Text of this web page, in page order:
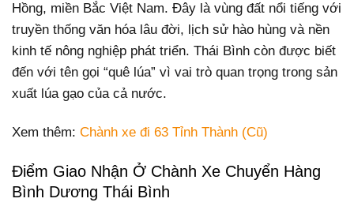
Hồng, miền Bắc Việt Nam. Đây là vùng đất nổi tiếng với
truyền thống văn hóa lâu đời, lịch sử hào hùng và nền
kinh tế nông nghiệp phát triển. Thái Bình còn được biết
đến với tên gọi “quê lúa” vì vai trò quan trọng trong sản
xuất lúa gạo của cả nước.
Xem thêm: Chành xe đi 63 Tỉnh Thành (Cũ)
Điểm Giao Nhận Ở Chành Xe Chuyển Hàng
Bình Dương Thái Bình